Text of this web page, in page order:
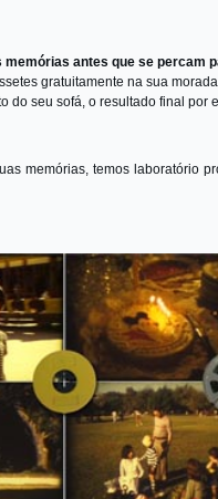
memórias antes que se percam
gratuitamente na sua
do seu sofá, o resultado final por
memórias, temos laboratório